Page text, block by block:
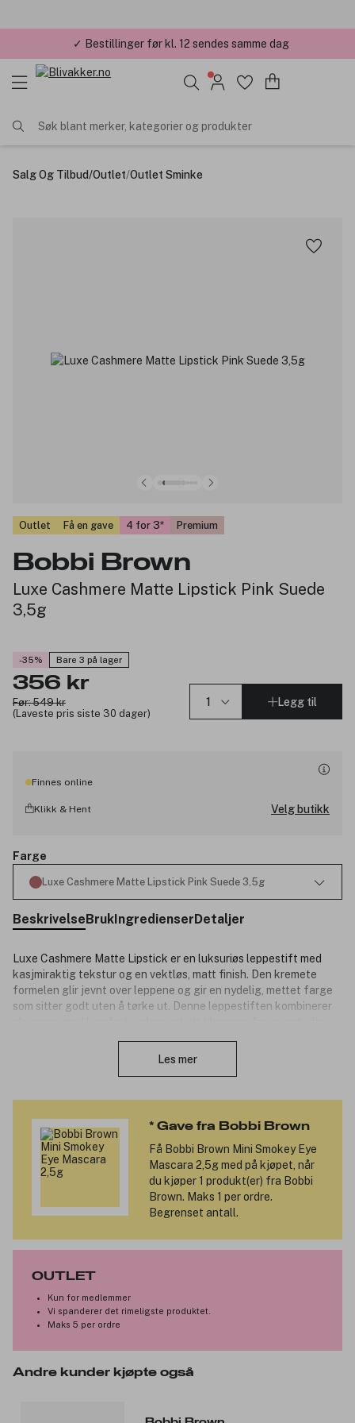
✓ Bestillinger før kl. 12 sendes samme dag
✓ Årets Nettbutikk 2026 og 2025
Søk blant merker, kategorier og produkter
Salg Og Tilbud/Outlet/Outlet Sminke
Outlet Få en gave 4 for 3 Premium
Bobbi Brown
Luxe Cashmere Matte Lipstick Pink Suede
3,5g
-35% Bare 3 på lager
356 kr
Før: 549 kr
(Laveste pris siste 30 dager)
Legg til
Finnes online
Klikk & Hent Velg butikk
Farge
Luxe Cashmere Matte Lipstick Pink Suede 3,5g
Beskrivelse Bruk Ingredienser Detaljer
Luxe Cashmere Matte Lipstick er en luksuriøs leppestift med
kasjmiraktig tekstur og en vektløs, matt finish. Den kremete
formelen glir jevnt over leppene og gir en nydelig, mettet farge
som sitter godt uten å tørke ut. Denne leppestiften kombinerer
tint til en mer definert look.
Les mer
* Gave fra Bobbi Brown
Få Bobbi Brown Mini Smokey Eye
Mascara 2,5gmed på kjøpet, når
du kjøper 1 produkt(er) fra Bobbi
Brown. Maks 1 per ordre.
Begrenset antall.
OUTLET
Kun for medlemmer
Vi spanderer det rimeligste produktet.
Maks 5 per ordre
Andre kunder kjøpte også